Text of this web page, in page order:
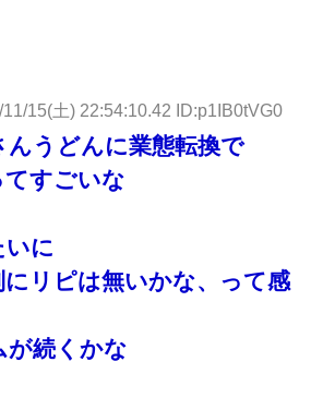
11/15(土) 22:54:10.42 ID:p1IB0tVG0
んうどんに業態転換で
すごいな
に
リピは無いかな、って感
が続くかな